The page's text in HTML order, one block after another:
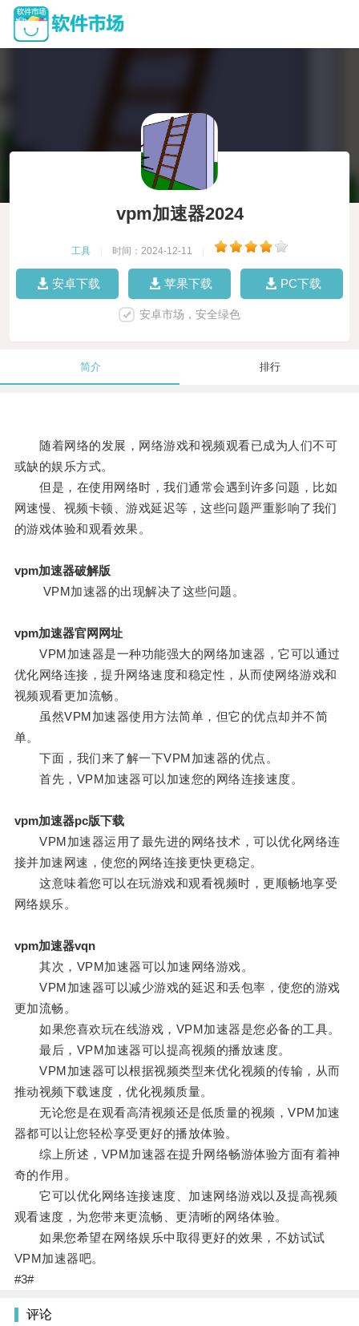
vpm加速器2024
工具 时间：2024-12-11
安卓下载 苹果下载 PC下载
安卓市场，安全绿色
简介 排行
随着网络的发展，网络游戏和视频观看已成为人们不可
或缺的娱乐方式。
但是，在使用网络时，我们通常会遇到许多问题，比如
网速慢、视频卡顿、游戏延迟等，这些问题严重影响了我们
的游戏体验和观看效果。
vpm加速器破解版
VPM加速器的出现解决了这些问题。
vpm加速器官网网址
VPM加速器是一种功能强大的网络加速器，它可以通过
优化网络连接，提升网络速度和稳定性，从而使网络游戏和
视频观看更加流畅。
虽然VPM加速器使用方法简单，但它的优点却并不简
单。
下面，我们来了解一下VPM加速器的优点。
首先，VPM加速器可以加速您的网络连接速度。
vpm加速器pc版下载
VPM加速器运用了最先进的网络技术，可以优化网络连
接并加速网速，使您的网络连接更快更稳定。
这意味着您可以在玩游戏和观看视频时，更顺畅地享受
网络娱乐。
vpm加速器vqn
其次，VPM加速器可以加速网络游戏。
VPM加速器可以减少游戏的延迟和丢包率，使您的游戏
更加流畅。
如果您喜欢玩在线游戏，VPM加速器是您必备的工具。
最后，VPM加速器可以提高视频的播放速度。
VPM加速器可以根据视频类型来优化视频的传输，从而
推动视频下载速度，优化视频质量。
无论您是在观看高清视频还是低质量的视频，VPM加速
器都可以让您轻松享受更好的播放体验。
综上所述，VPM加速器在提升网络畅游体验方面有着神
奇的作用。
它可以优化网络连接速度、加速网络游戏以及提高视频
观看速度，为您带来更流畅、更清晰的网络体验。
如果您希望在网络娱乐中取得更好的效果，不妨试试
VPM加速器吧。
#3#
评论